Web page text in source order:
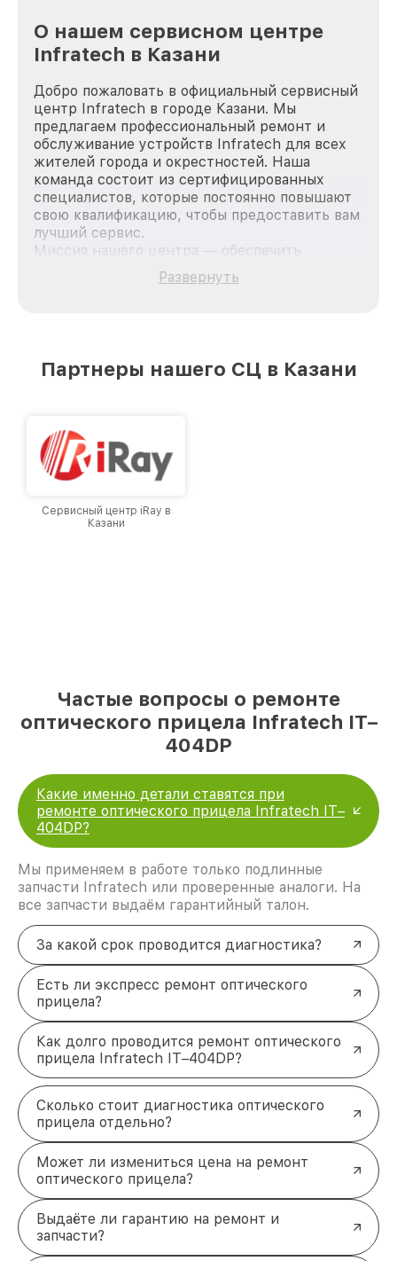
О нашем сервисном центре
Infratech в Казани
Добро пожаловать в официальный сервисный
центр Infratech в городе Казани. Мы
предлагаем профессиональный ремонт и
обслуживание устройств Infratech для всех
жителей города и окрестностей. Наша
команда состоит из сертифицированных
специалистов, которые постоянно повышают
свою квалификацию, чтобы предоставить вам
лучший сервис.
Миссия нашего центра — обеспечить
качественный и доступный ремонт для
каждого пользователя продукции Infratech,
лучшим сервисным центром Infratech в
Развернуть
Партнеры нашего СЦ в Казани
Сервисный центр iRay в
Казани
Частые вопросы о ремонте
оптического прицела Infratech IT–
404DP
Какие именно детали ставятся при
ремонте оптического прицела Infratech IT–
404DP?
Мы применяем в работе только подлинные
запчасти Infratech или проверенные аналоги. На
все запчасти выдаём гарантийный талон.
За какой срок проводится диагностика?
Есть ли экспресс ремонт оптического
прицела?
Как долго проводится ремонт оптического
прицела Infratech IT–404DP?
Сколько стоит диагностика оптического
прицела отдельно?
Может ли измениться цена на ремонт
оптического прицела?
Выдаёте ли гарантию на ремонт и
запчасти?